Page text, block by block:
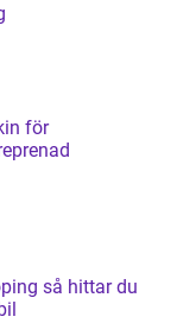
för
du